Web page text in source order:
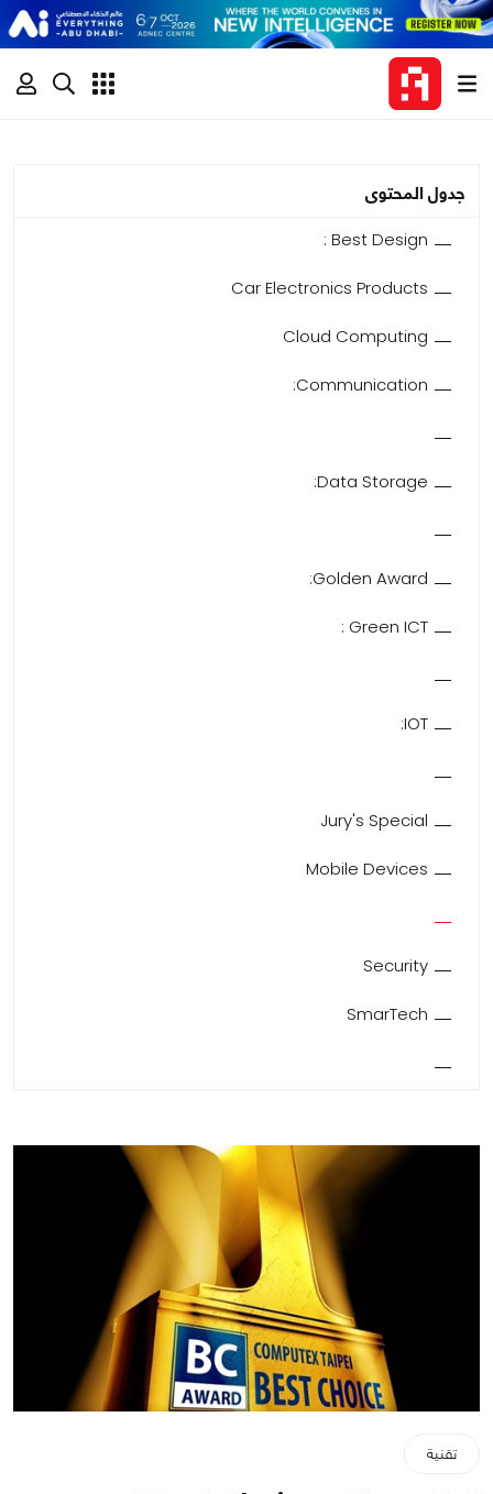
جدول المحتوى
Best Design :
Car Electronics Products
Cloud Computing
Communication:
Data Storage:
Golden Award:
Green ICT :
IOT:
Jury's Special
Mobile Devices
Security
SmarTech
تقنية